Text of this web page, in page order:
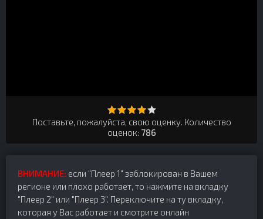
Поставьте, пожалуйста, свою оценку. Количество
оценок: 786
ВНИМАНИЕ: если "Плеер 1" заблокирован в Вашем
регионе или плохо работает, то нажмите на вкладку
"Плеер 2" или "Плеер 3". Переключите на ту вкладку,
которая у Вас работает и смотрите онлайн